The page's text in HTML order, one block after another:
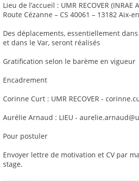
Lieu de l’accueil : UMR RECOVER
Route Cézanne – CS 40061 – 13182 Aix-
Des déplacements, essentiellement
et dans le Var, seront réalisés
Gratification selon le barème en vigueur
Encadrement
Corinne Curt : UMR RECOVER -
Aurélie Arnaud : LIEU -
Pour postuler
Envoyer lettre de motivation et CV par
stage.